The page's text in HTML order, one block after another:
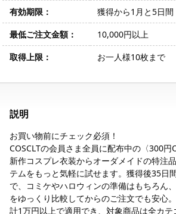
有効期限：
獲得から1月と5日間
最低ご注文金額：
10,000円以上
取得上限：
お一人様10枚まで
説明
お買い物前にチェック必須！
COSCLTの会員さま全員に配布中の〈300円
新作コスプレ衣装からオーダメイドの特注
テムをもっと気軽に試せます。獲得後35日
で、コミケやハロウィンの準備はもちろん
をゆっくり比較してからのご注文でも安心
計1万円以上で適用でき、対象商品は全カ